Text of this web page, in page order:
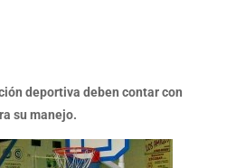
deportiva deben contar con
su manejo.